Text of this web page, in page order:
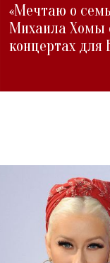
«Мечтаю о
Михаила Хомы
концертах для